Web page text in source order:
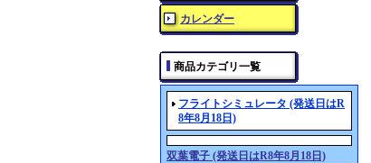
カレンダー
商品カテゴリ一覧
フライトシミュレータ (発送日はR
8年8月18日)
双葉電子 (発送日はR8年8月18日)